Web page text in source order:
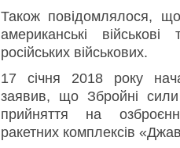
Також повідомлялося,
американські
російських військових.
17 січня 2018 року
заявив, що Збройні сили
прийняття на
ракетних комплексів